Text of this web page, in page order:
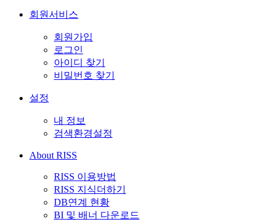
회원서비스
회원가입
로그인
아이디 찾기
비밀번호 찾기
설정
내 정보
검색환경설정
About RISS
RISS 이용방법
RISS 지식더하기
DB연계 현황
BI 및 배너 다운로드